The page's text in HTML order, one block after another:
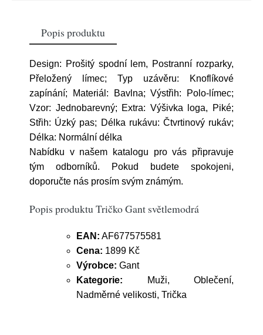
Popis produktu
Design: Prošitý spodní lem, Postranní rozparky,
Přeložený límec; Typ uzávěru: Knoflíkové
zapínání; Materiál: Bavlna; Výstřih: Polo-límec;
Vzor: Jednobarevný; Extra: Výšivka loga, Piké;
Střih: Úzký pas; Délka rukávu: Čtvrtinový rukáv;
Délka: Normální délka
Nabídku v našem katalogu pro vás připravuje
tým odborníků. Pokud budete spokojeni,
doporučte nás prosím svým známým.
Popis produktu Tričko Gant světlemodrá
EAN: AF677575581
Cena: 1899 Kč
Výrobce: Gant
Kategorie: Muži, Oblečení,
Nadměrné velikosti, Trička